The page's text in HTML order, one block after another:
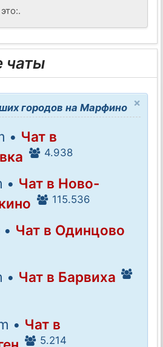
чаты
×
городов на Марфино
• Чат в
4.938
• Чат в Ново-
115.536
Чат в Одинцово
• Чат в Барвиха
• Чат в
5.214